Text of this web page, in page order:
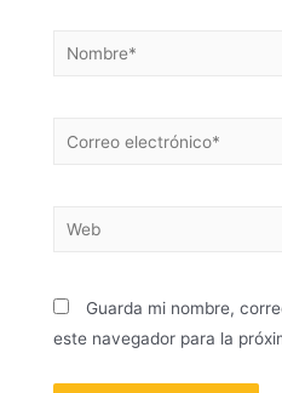
Guarda mi nombre,
este navegador para la